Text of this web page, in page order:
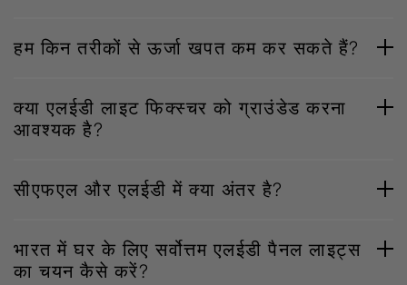
हम किन तरीकों से ऊर्जा खपत कम कर सकते हैं?
क्या एलईडी लाइट फिक्स्चर को ग्राउंडेड करना
आवश्यक है?
सीएफएल और एलईडी में क्या अंतर है?
भारत में घर के लिए सर्वोत्तम एलईडी पैनल लाइट्स
का चयन कैसे करें?